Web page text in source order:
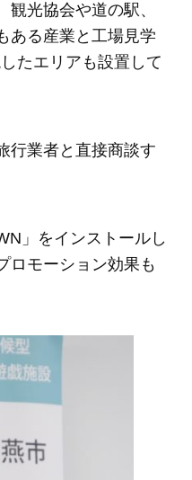
光協会や道の駅、
ある産業と工場見学
たエリアも設置して
行業者と直接商談す
」をインストールし
ロモーション効果も